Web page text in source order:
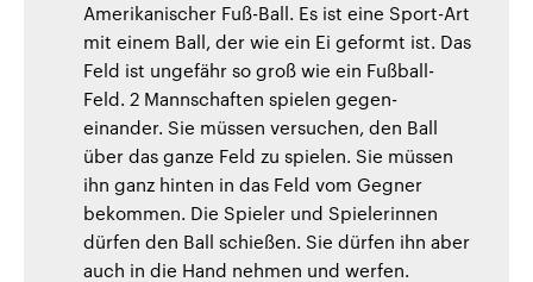
Amerikanischer Fuß-Ball. Es ist eine Sport-Art
mit einem Ball, der wie ein Ei geformt ist. Das
Feld ist ungefähr so groß wie ein Fußball-
Feld. 2 Mannschaften spielen gegen-
einander. Sie müssen versuchen, den Ball
über das ganze Feld zu spielen. Sie müssen
ihn ganz hinten in das Feld vom Gegner
bekommen. Die Spieler und Spielerinnen
dürfen den Ball schießen. Sie dürfen ihn aber
auch in die Hand nehmen und werfen.